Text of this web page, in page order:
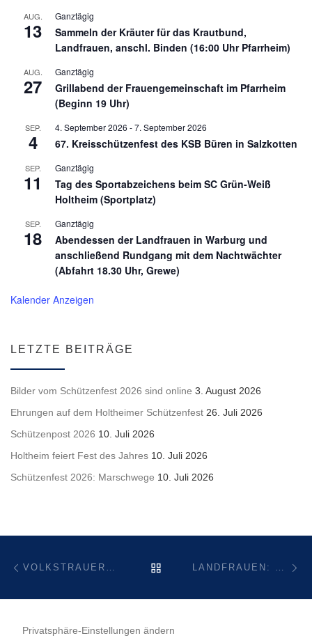
AUG.
13
Ganztägig
Sammeln der Kräuter für das Krautbund,
Landfrauen, anschl. Binden (16:00 Uhr Pfarrheim)
AUG.
27
Ganztägig
Grillabend der Frauengemeinschaft im Pfarrheim
(Beginn 19 Uhr)
SEP.
4
4. September 2026 -7. September 2026
67. Kreisschützenfest des KSB Büren in Salzkotten
SEP.
11
Ganztägig
Tag des Sportabzeichens beim SC Grün-Weiß
Holtheim (Sportplatz)
SEP.
18
Ganztägig
Abendessen der Landfrauen in Warburg und
anschließend Rundgang mit dem Nachtwächter
(Abfahrt 18.30 Uhr, Grewe)
Kalender Anzeigen
LETZTE BEITRÄGE
Bilder vom Schützenfest 2026 sind online 3. August 2026
Ehrungen auf dem Holtheimer Schützenfest 26. Juli 2026
Schützenpost 2026 10. Juli 2026
Holtheim feiert Fest des Jahres 10. Juli 2026
Schützenfest 2026: Marschwege 10. Juli 2026
BeitragsnavigationZURÜCK ZUR
Privatsphäre-Einstellungen ändern